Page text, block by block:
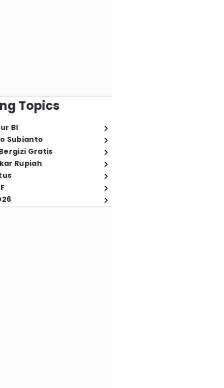
Topics
BI
Subianto
Gratis
Rupiah